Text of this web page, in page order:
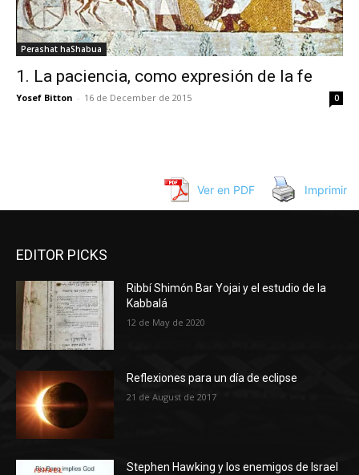
Perashat haShabua
1. La paciencia, como expresión de la fe
Yosef Bitton - 16 de December de 2015 0
Ver en PDF Imprimir
EDITOR PICKS
Ribbí Shimón Bar Yojai y el estudio de la
Kabbalá
12 de May de 2020
Reflexiones para un día de eclipse
21 de August de 2017
Stephen Hawking y los enemigos de Israel